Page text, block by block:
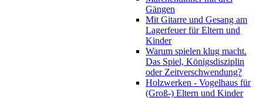
Gängen
Mit Gitarre und Gesang am
Lagerfeuer für Eltern und
Kinder
Warum spielen klug macht.
Das Spiel, Königsdisziplin
oder Zeitverschwendung?
Holzwerken - Vogelhaus für
(Groß-) Eltern und Kinder